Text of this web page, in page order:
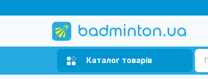
Каталог товарів